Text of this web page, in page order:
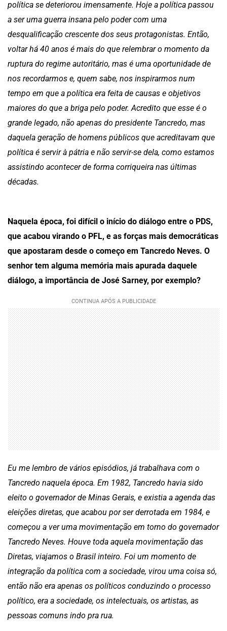
política se deteriorou imensamente. Hoje a política passou
a ser uma guerra insana pelo poder com uma
desqualificação crescente dos seus protagonistas. Então,
voltar há 40 anos é mais do que relembrar o momento da
ruptura do regime autoritário, mas é uma oportunidade de
nos recordarmos e, quem sabe, nos inspirarmos num
tempo em que a política era feita de causas e objetivos
maiores do que a briga pelo poder. Acredito que esse é o
grande legado, não apenas do presidente Tancredo, mas
daquela geração de homens públicos que acreditavam que
política é servir à pátria e não servir-se dela, como estamos
assistindo acontecer de forma corriqueira nas últimas
décadas.
Naquela época, foi difícil o início do diálogo entre o PDS,
que acabou virando o PFL, e as forças mais democráticas
que apostaram desde o começo em Tancredo Neves. O
senhor tem alguma memória mais apurada daquele
diálogo, a importância de José Sarney, por exemplo?
Eu me lembro de vários episódios, já trabalhava com o
Tancredo naquela época. Em 1982, Tancredo havia sido
eleito o governador de Minas Gerais, e existia a agenda das
eleições diretas, que acabou por ser derrotada em 1984, e
começou a ver uma movimentação em torno do governador
Tancredo Neves. Houve toda aquela movimentação das
Diretas, viajamos o Brasil inteiro. Foi um momento de
integração da política com a sociedade, virou uma coisa só,
então não era apenas os políticos conduzindo o processo
político, era a sociedade, os intelectuais, os artistas, as
pessoas comuns indo pra rua.